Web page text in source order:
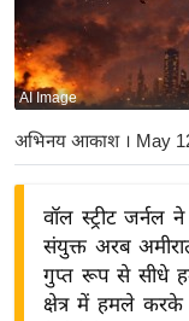
ष्ट्री
य
बि
ज़
ने
द्यो
AI Image
अभिनय आकाश। May
वॉल स्ट्रीट जर्नल
संयुक्त अरब
गुप्त रूप से सीधे
क्षेत्र में हमले करके